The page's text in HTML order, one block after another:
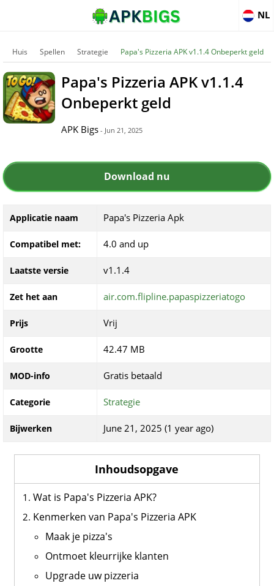
NL
Huis Spellen Strategie Papa's Pizzeria APK v1.1.4 Onbeperkt geld
Papa's Pizzeria APK v1.1.4
Onbeperkt geld
APK Bigs - Jun 21, 2025
Download nu
Applicatie naam Papa's Pizzeria Apk
Compatibel met: 4.0 and up
Laatste versie v1.1.4
Zet het aan air.com.flipline.papaspizzeriatogo
Prijs Vrij
Grootte 42.47 MB
MOD-info Gratis betaald
Categorie Strategie
Bijwerken June 21, 2025 (1 year ago)
Inhoudsopgave
Wat is Papa's Pizzeria APK?
Kenmerken van Papa's Pizzeria APK
Maak je pizza's
Ontmoet kleurrijke klanten
Upgrade uw pizzeria